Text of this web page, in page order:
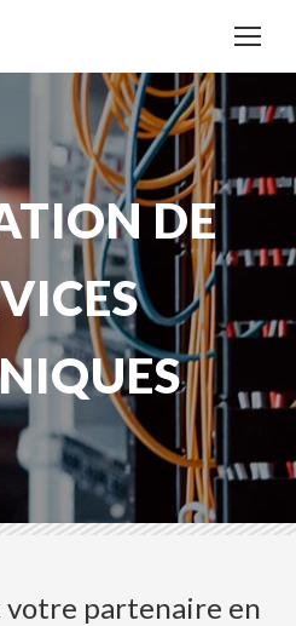
DE
votre partenaire en